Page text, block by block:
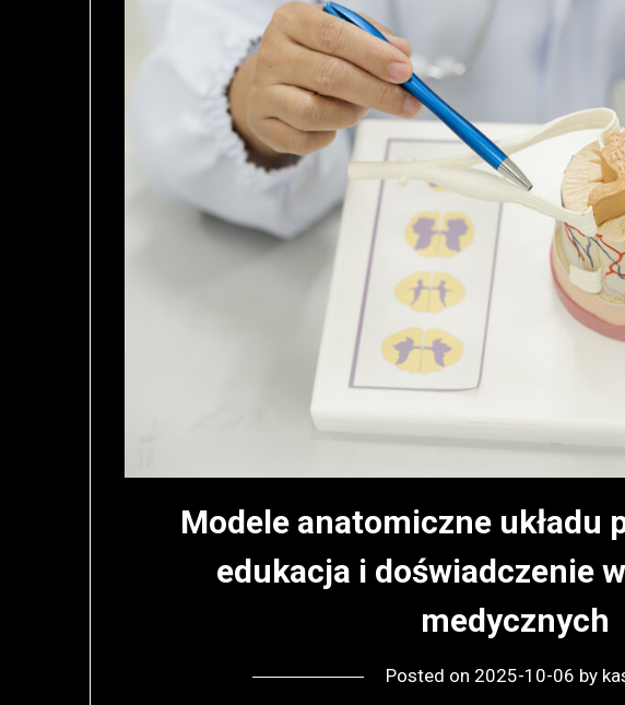
Modele anatomiczne układu
edukacja i doświadczenie
medycznych
Posted on 2025-10-06 by